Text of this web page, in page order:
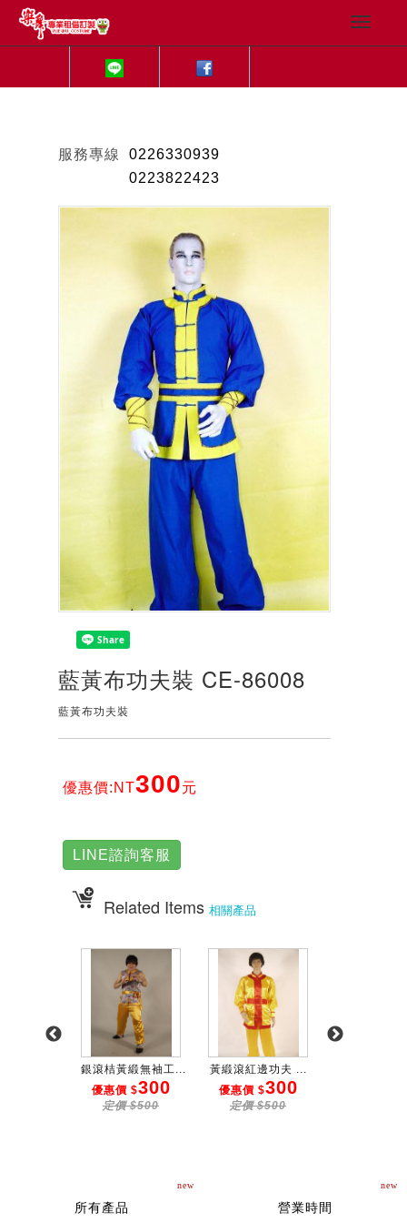
服務專線
0226330939
0223822423
藍黃布功夫裝 CE-86008
藍黃布功夫裝
優惠價:NT300元
LINE諮詢客服
Related Items 相關產品
銀滾桔黃緞無袖工...
優惠價 $300
定價 $500
黃緞滾紅邊功夫 ...
優惠價 $300
定價 $500
new
所有產品
new
營業時間